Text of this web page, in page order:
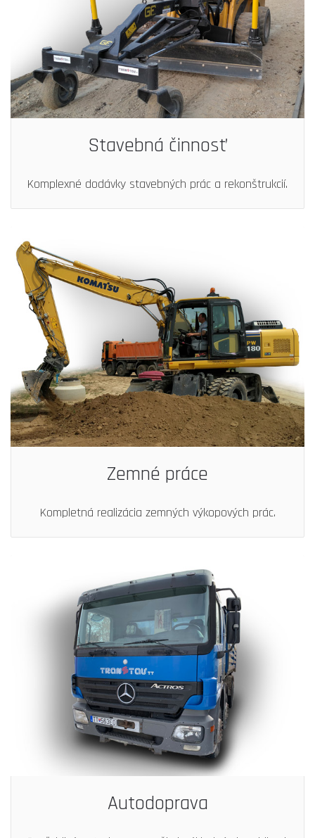
Stavebná činnosť
Komplexné dodávky stavebných prác a rekonštrukcií.
Zemné práce
Kompletná realizácia zemných výkopových prác.
Autodoprava